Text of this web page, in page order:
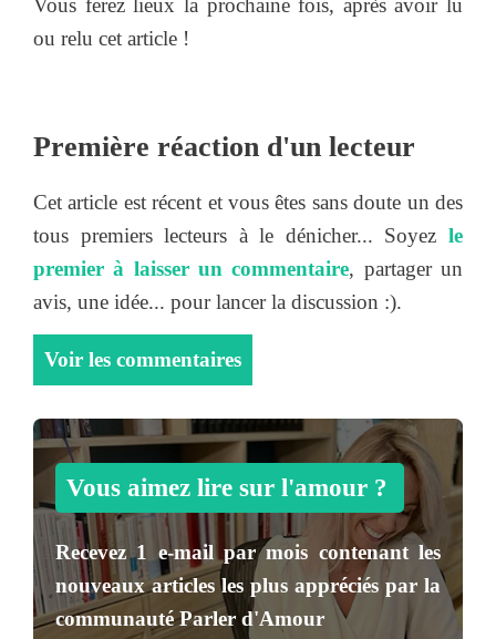
Vous ferez lieux la prochaine fois, après avoir lu
ou relu cet article !
Première réaction d'un lecteur
Cet article est récent et vous êtes sans doute un des
tous premiers lecteurs à le dénicher... Soyez le
premier à laisser un commentaire, partager un
avis, une idée... pour lancer la discussion :).
Voir les commentaires
Vous aimez lire sur l'amour ?
Recevez1 e-mail par mois contenant les
nouveaux articles les plus appréciés par la
communautéParler d'Amour